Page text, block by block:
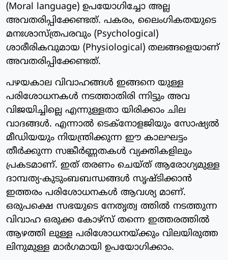
(Moral language) ഉപയോഗിച്ചോ അല്ല
അവതരിപ്പിക്കേണ്ടത്. പകരം, ലൈംഗികതയുടെ
മനഃശാസ്ത്രപരവും (Psychological)
ശാരീരികവുമായ (Physiological) തലങ്ങളെയാണ്
അവതരിപ്പിക്കേണ്ടത്.
പഴയകാല വിവാഹങ്ങൾ ഇങ്ങനെ യുള്ള
പരിശോധനകൾ നടത്താതിരി ന്നിട്ടും അവ
വിജയിച്ചില്ലെ എന്നുള്ളതാ യിരിക്കാം ചില
വാദങ്ങൾ. എന്നാൽ ടെക്നോളജിയും സോഷ്യൽ
മീഡിയയും നിയന്ത്രിക്കുന്ന ഈ കാലഘട്ടം
തീർക്കുന്ന സങ്കീർണ്ണതകൾ വ്യക്തികളിലും
പ്രകടമാണ്. ഇത് തരണം ചെയ്ത് ആരോഗ്യമുള്ള
ദാമ്പത്യ-കുടുംബബന്ധങ്ങൾ സൃഷ്ടിക്കാൻ
ഇത്തരം പരിശോധനകൾ ആവശ്യ മാണ്.
ഒരുപക്ഷെ സഭയുടെ നേതൃത്വ ത്തിൽ നടത്തുന്ന
വിവാഹ ഒരുക്ക കോഴ്സ് തന്നെ ഇത്തരത്തിൽ
ആഴത്തി ലുള്ള പരിശോധനയ്ക്കും വിലയിരുത്ത
ലിനുമുള്ള മാർഗമായി ഉപയോഗിക്കാം.